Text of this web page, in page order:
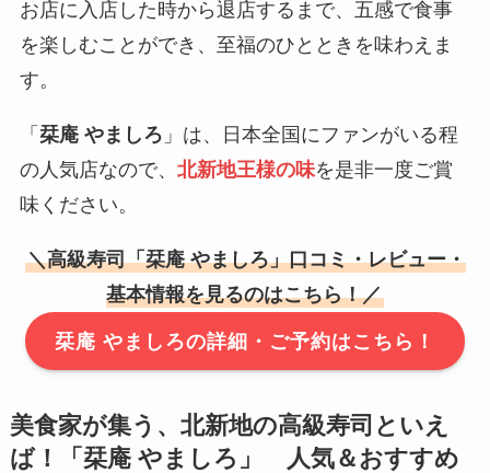
お店に入店した時から退店するまで、五感で食事
を楽しむことができ、至福のひとときを味わえま
す。
「 栞庵 やましろ 」は、日本全国にファンがいる程
の人気店なので、 北新地王様の味を是非一度ご賞
味ください。
＼高級寿司「栞庵 やましろ」口コミ・レビュー・
基本情報を見るのはこちら！／
栞庵 やましろの詳細・ご予約はこちら！
美食家が集う、北新地の高級寿司といえ
ば！
「栞庵 やましろ」
人気＆おすすめ